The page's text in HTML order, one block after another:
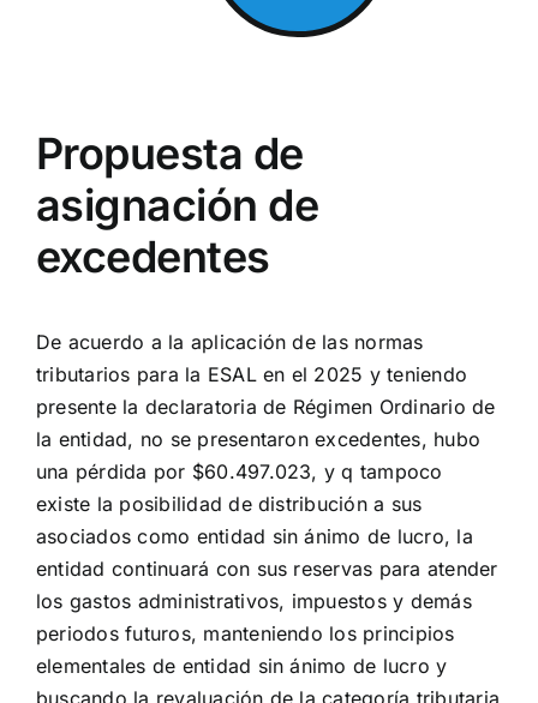
Propuesta de
asignación de
excedentes
De acuerdo a la aplicación de las normas
tributarios para la ESAL en el 2025 y teniendo
presente la declaratoria de Régimen Ordinario de
la entidad, no se presentaron excedentes, hubo
una pérdida por $60.497.023, y q tampoco
existe la posibilidad de distribución a sus
asociados como entidad sin ánimo de lucro, la
entidad continuará con sus reservas para atender
los gastos administrativos, impuestos y demás
periodos futuros, manteniendo los principios
elementales de entidad sin ánimo de lucro y